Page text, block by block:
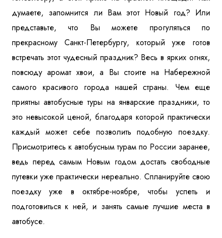
думаете, запомнится ли Вам этот Новый год? Или
представьте, что Вы можете прогуляться по
прекрасному Санкт-Петербургу, который уже готов
встречать этот чудесный праздник? Весь в ярких огнях,
повсюду аромат хвои, а Вы стоите на Набережной
самого красивого города нашей страны. Чем еще
приятны автобусные туры на январские праздники, то
это невысокой ценой, благодаря которой практически
каждый может себе позволить подобную поездку.
Присмотритесь к автобусным турам по России заранее,
ведь перед самым Новым годом достать свободные
путевки уже практически нереально. Спланируйте свою
поездку уже в октябре-ноябре, чтобы успеть и
подготовиться к ней, и занять самые лучшие места в
автобусе.